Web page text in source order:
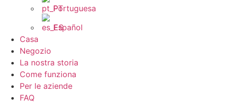
Portuguesa
Español
Casa
Negozio
La nostra storia
Come funziona
Per le aziende
FAQ